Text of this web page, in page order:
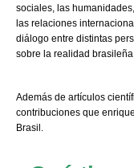
sociales, las
las relaciones
diálogo entre distintas
sobre la realidad
Además de artículos
contribuciones que
Brasil.